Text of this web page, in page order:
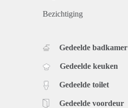
Bezichtiging
Gedeelde badkamer
Gedeelde keuken
Gedeelde toilet
Gedeelde voordeur